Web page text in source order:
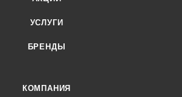
УСЛУГИ
БРЕНДЫ
КОМПАНИЯ